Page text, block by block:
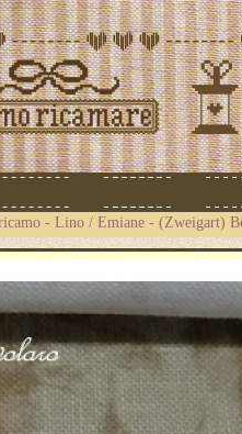
- Lino / Emiane - (Zweigart)